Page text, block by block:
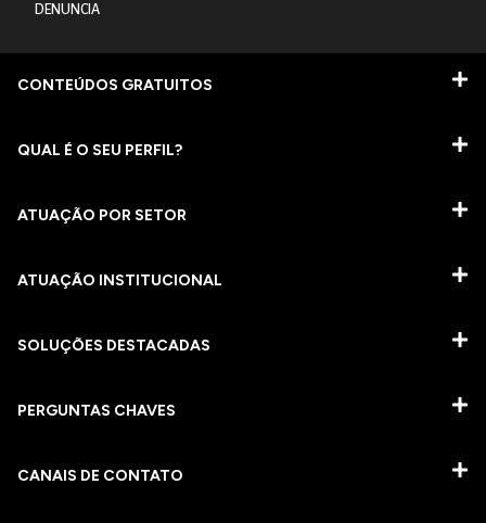
DENUNCIA
CONTEÚDOS GRATUITOS
QUAL É O SEU PERFIL?
ATUAÇÃO POR SETOR
ATUAÇÃO INSTITUCIONAL
SOLUÇÕES DESTACADAS
PERGUNTAS CHAVES​
CANAIS DE CONTATO